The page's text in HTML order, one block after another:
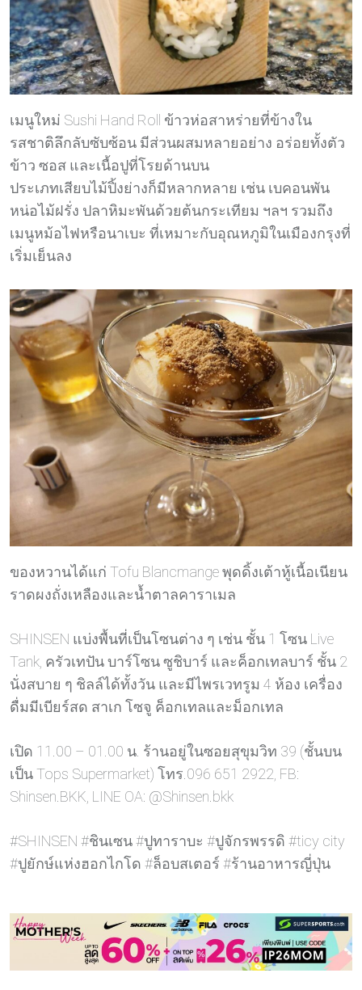
เมนูใหม่ Sushi Hand Roll ข้าวห่อสาหร่ายที่ข้างใน
รสชาติลึกลับซับซ้อน มีส่วนผสมหลายอย่าง อร่อยทั้งตัว
ข้าว ซอส และเนื้อปูที่โรยด้านบน
ประเภทเสียบไม้ปิ้งย่างก็มีหลากหลาย เช่น เบคอนพัน
หน่อไม้ฝรั่ง ปลาหิมะพันด้วยต้นกระเทียม ฯลฯ รวมถึง
เมนูหม้อไฟหรือนาเบะ ที่เหมาะกับอุณหภูมิในเมืองกรุงที่
เริ่มเย็นลง
ของหวานได้แก่ Tofu Blancmange พุดดิ้งเต้าหู้เนื้อเนียน
ราดผงถั่งเหลืองและน้ำตาลคาราเมล
SHINSEN แบ่งพื้นที่เป็นโซนต่าง ๆ เช่น ชั้น 1 โซน Live
Tank, ครัวเทปัน บาร์โซน ซูชิบาร์ และค็อกเทลบาร์ ชั้น 2
นั่งสบาย ๆ ชิลล์ได้ทั้งวัน และมีไพรเวทรูม 4 ห้อง เครื่อง
ดื่มมีเบียร์สด สาเก โซจู ค็อกเทลและม็อกเทล
เปิด 11.00 – 01.00 น. ร้านอยู่ในซอยสุขุมวิท 39 (ชั้นบน
เป็น Tops Supermarket) โทร.096 651 2922, FB:
Shinsen.BKK, LINE OA: @Shinsen.bkk
#SHINSEN #ชินเซน #ปูทาราบะ #ปูจักรพรรดิ #ticy city
#ปูยักษ์แห่งฮอกไกโด #ล็อบสเตอร์ #ร้านอาหารญี่ปุ่น